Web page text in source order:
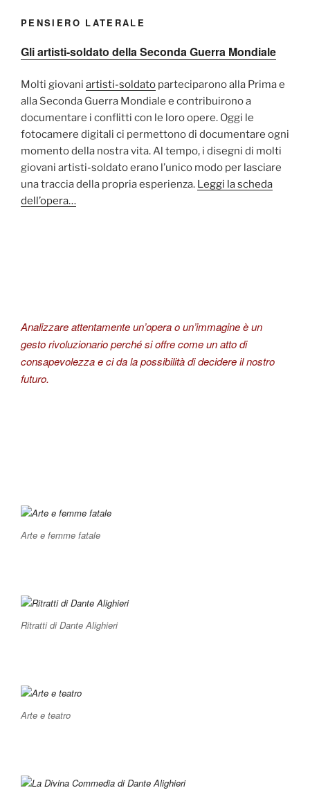
PENSIERO LATERALE
Gli artisti-soldato della Seconda Guerra Mondiale
Molti giovani artisti-soldato parteciparono alla Prima e
alla Seconda Guerra Mondiale e contribuirono a
documentare i conflitti con le loro opere. Oggi le
fotocamere digitali ci permettono di documentare ogni
momento della nostra vita. Al tempo, i disegni di molti
giovani artisti-soldato erano l’unico modo per lasciare
una traccia della propria esperienza. Leggi la scheda
dell’opera…
Analizzare attentamente un’opera o un’immagine è un
gesto rivoluzionario perché si offre come un atto di
consapevolezza e ci da la possibilità di decidere il nostro
futuro.
Arte e femme fatale
Ritratti di Dante Alighieri
Arte e teatro